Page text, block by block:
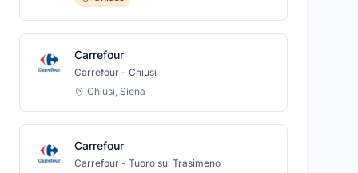
Carrefour
Carrefour - Chiusi
Chiusi, Siena
Carrefour
Carrefour - Tuoro sul Trasimeno